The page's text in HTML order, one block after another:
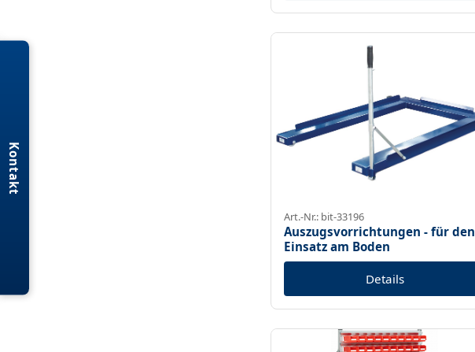
Kontakt
Art.-Nr.: bit-33196
Auszugsvorrichtungen - für den
Einsatz am Boden
Details